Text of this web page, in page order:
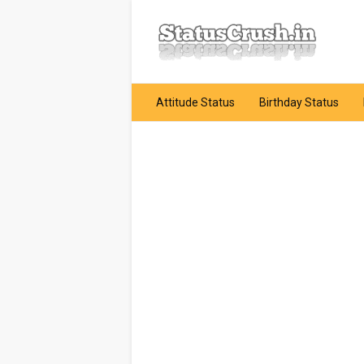
Attitude Status Birthday Status